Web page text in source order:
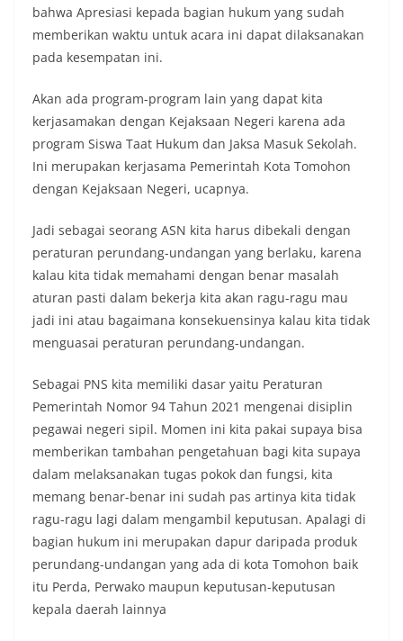
bahwa Apresiasi kepada bagian hukum yang sudah
memberikan waktu untuk acara ini dapat dilaksanakan
pada kesempatan ini.
Akan ada program-program lain yang dapat kita
kerjasamakan dengan Kejaksaan Negeri karena ada
program Siswa Taat Hukum dan Jaksa Masuk Sekolah.
Ini merupakan kerjasama Pemerintah Kota Tomohon
dengan Kejaksaan Negeri, ucapnya.
Jadi sebagai seorang ASN kita harus dibekali dengan
peraturan perundang-undangan yang berlaku, karena
kalau kita tidak memahami dengan benar masalah
aturan pasti dalam bekerja kita akan ragu-ragu mau
jadi ini atau bagaimana konsekuensinya kalau kita tidak
menguasai peraturan perundang-undangan.
Sebagai PNS kita memiliki dasar yaitu Peraturan
Pemerintah Nomor 94 Tahun 2021 mengenai disiplin
pegawai negeri sipil. Momen ini kita pakai supaya bisa
memberikan tambahan pengetahuan bagi kita supaya
dalam melaksanakan tugas pokok dan fungsi, kita
memang benar-benar ini sudah pas artinya kita tidak
ragu-ragu lagi dalam mengambil keputusan. Apalagi di
bagian hukum ini merupakan dapur daripada produk
perundang-undangan yang ada di kota Tomohon baik
itu Perda, Perwako maupun keputusan-keputusan
kepala daerah lainnya